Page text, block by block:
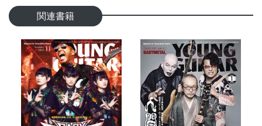
関連書籍